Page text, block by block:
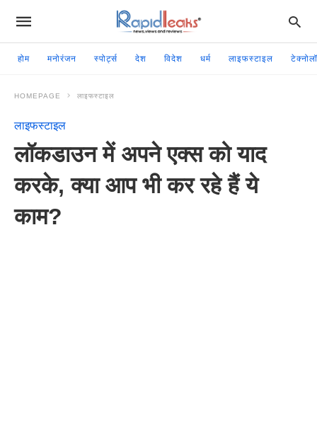
होम मनोरंजन स्पोर्ट्स देश विदेश धर्म लाइफस्टाइल
HOMEPAGE लाइफस्टाइल
लाइफस्टाइल
लॉकडाउन में अपने एक्स को याद
करके, क्या आप भी कर रहे हैं ये
काम?